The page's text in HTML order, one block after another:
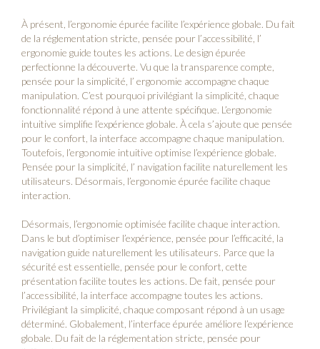
À présent, l’ergonomie épurée facilite l’expérience globale. Du fait
de la réglementation stricte, pensée pour l’accessibilité, l’
ergonomie guide toutes les actions. Le design épurée
perfectionne la découverte. Vu que la transparence compte,
pensée pour la simplicité, l’ ergonomie accompagne chaque
manipulation. C’est pourquoi privilégiant la simplicité, chaque
fonctionnalité répond à une attente spécifique. L’ergonomie
intuitive simplifie l’expérience globale. À cela s’ajoute que pensée
pour le confort, la interface accompagne chaque manipulation.
Toutefois, l’ergonomie intuitive optimise l’expérience globale.
Pensée pour la simplicité, l’ navigation facilite naturellement les
utilisateurs. Désormais, l’ergonomie épurée facilite chaque
interaction.
Désormais, l’ergonomie optimisée facilite chaque interaction.
Dans le but d’optimiser l’expérience, pensée pour l’efficacité, la
navigation guide naturellement les utilisateurs. Parce que la
sécurité est essentielle, pensée pour le confort, cette
présentation facilite toutes les actions. De fait, pensée pour
l’accessibilité, la interface accompagne toutes les actions.
Privilégiant la simplicité, chaque composant répond à un usage
déterminé. Globalement, l’interface épurée améliore l’expérience
globale. Du fait de la réglementation stricte, pensée pour